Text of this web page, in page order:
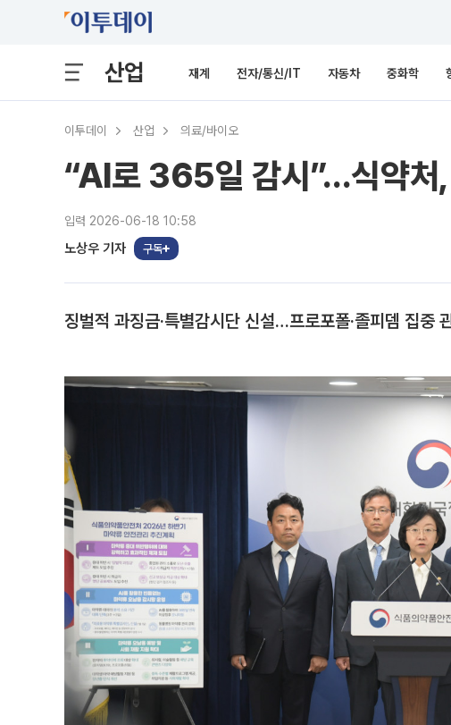
산업 재계 전자/통신/IT 자동차 중화학
이투데이 산업 의료/바이오
“AI로 365일 감시”…식약처,
입력 2026-06-18 10:58
노상우 기자 구독
징벌적 과징금·특별감시단 신설…프로포폴·졸피뎀 집중